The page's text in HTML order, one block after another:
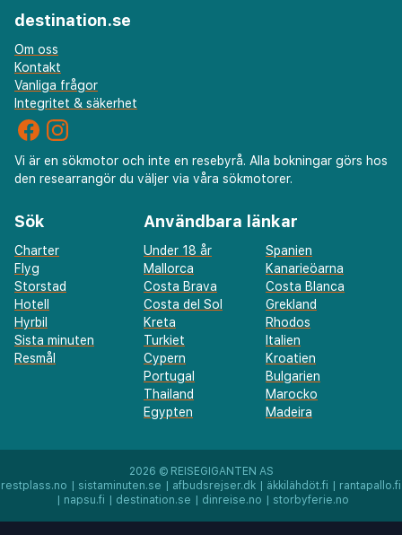
destination.se
Om oss
Kontakt
Vanliga frågor
Integritet & säkerhet
Vi är en sökmotor och inte en resebyrå. Alla bokningar görs hos
den researrangör du väljer via våra sökmotorer.
Sök
Charter
Flyg
Storstad
Hotell
Hyrbil
Sista minuten
Resmål
Användbara länkar
Under 18 år
Spanien
Mallorca
Kanarieöarna
Costa Brava
Costa Blanca
Costa del Sol
Grekland
Kreta
Rhodos
Turkiet
Italien
Cypern
Kroatien
Portugal
Bulgarien
Thailand
Marocko
Egypten
Madeira
2026 © REISEGIGANTEN AS
restplass.no | sistaminuten.se | afbudsrejser.dk | äkkilähdöt.fi | rantapallo.fi
| napsu.fi | destination.se | dinreise.no | storbyferie.no